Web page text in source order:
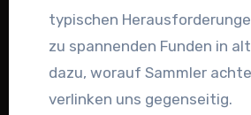
typischen
zu spannenden Funden in
dazu, worauf Sammler
verlinken uns gegenseitig.